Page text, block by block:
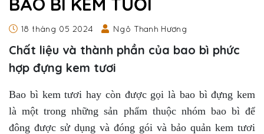
18 tháng 05 2024 Ngô Thanh Hương
Chất liệu và thành phần của bao bì phức
hợp đựng kem tươi
Bao bì kem tươi hay còn được gọi là bao bì đựng kem
là một trong những sản phẩm thuộc nhóm bao bì để
đông được sử dụng và đóng gói và bảo quản kem tươi